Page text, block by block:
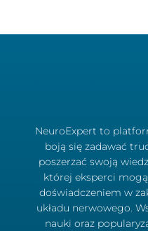
NeuroExpert to
boją się zadawać
poszerzać swoją
której eksperci
doświadczeniem w
układu nerwowego.
nauki oraz